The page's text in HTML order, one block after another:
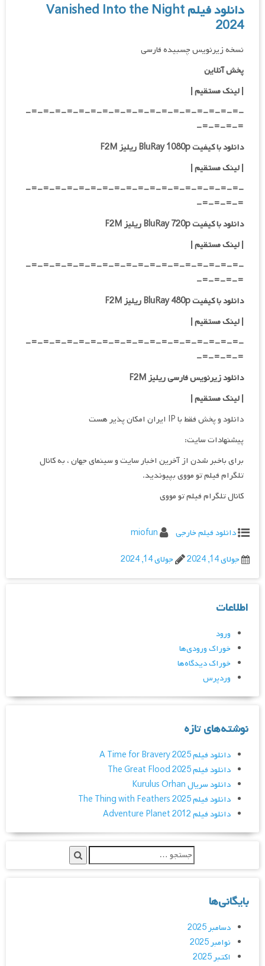
دانلود فیلم Vanished Into the Night
2024
نسخه زیرنویس چسبیده فارسی
پخش آنلاین
| لینک مستقیم|
-=-=-=-=-=-=-=-=-=-=-=-=-=-=-=-=-=-=-
=-=-=-=-
دانلود با کیفیت BluRay 1080p ریلیز F2M
|لینک مستقیم|
-=-=-=-=-=-=-=-=-=-=-=-=-=-=-=-=-=-=-
=-=-=-=-
دانلود با کیفیت BluRay 720p ریلیز F2M
| لینک مستقیم|
-=-=-=-=-=-=-=-=-=-=-=-=-=-=-=-=-=-=-
=-=-=-=-
دانلود با کیفیت BluRay 480p ریلیز F2M
| لینک مستقیم|
-=-=-=-=-=-=-=-=-=-=-=-=-=-=-=-=-=-=-
=-=-=-=-
دانلود زیرنویس فارسی ریلیز F2M
| لینک مستقیم|
دانلود و پخش فقط با IP ایران امکان پذیر هست
پیشنهادات سایت:
برای باخبر شدن از آخرین اخبار سایت و سینمای جهان ، به کانال
تلگرام فیلم تو مووی بپیوندید.
کانال تلگرام فیلم تو مووی
دانلود فیلم خارجی
miofun
جولای 14, 2024
جولای 14, 2024
اطلاعات
ورود
خوراک ورودی‌ها
خوراک دیدگاه‌ها
وردپرس
نوشته‌های تازه
دانلود فیلم A Time for Bravery 2025
دانلود فیلم The Great Flood 2025
دانلود سریال Kurulus Orhan
دانلود فیلم The Thing with Feathers 2025
دانلود فیلم Adventure Planet 2012
بایگانی‌ها
دسامبر 2025
نوامبر 2025
اکتبر 2025